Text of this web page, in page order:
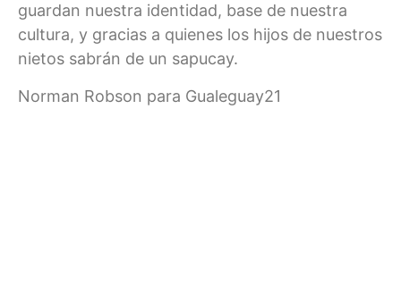
guardan nuestra identidad, base de nuestra
cultura, y gracias a quienes los hijos de nuestros
nietos sabrán de un sapucay.
Norman Robson para Gualeguay21